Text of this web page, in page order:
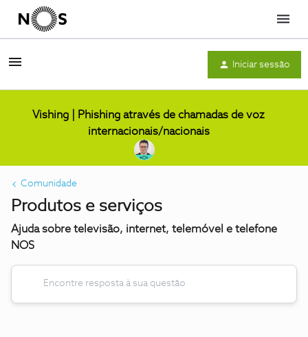
Menu
Iniciar sessão
Vishing | Phishing através de chamadas de voz
internacionais/nacionais
Comunidade
Produtos e serviços
Ajuda sobre televisão, internet, telemóvel e telefone
NOS